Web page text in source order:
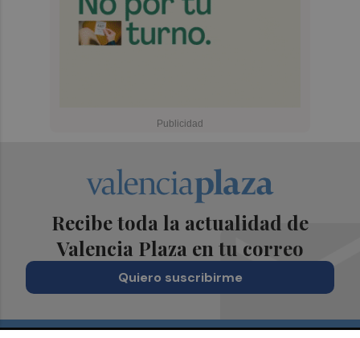
Recibe toda la actualidad de
Valencia Plaza en tu correo
Quiero suscribirme